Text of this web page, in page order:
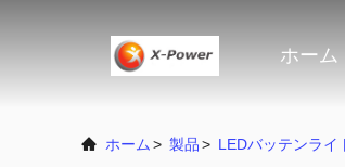
ホーム
ホーム > 製品> LEDバッテンライ